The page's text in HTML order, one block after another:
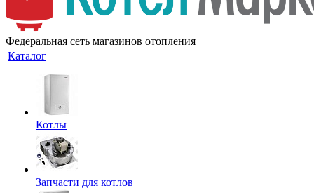
Федеральная сеть магазинов отопления
Каталог
Котлы
Запчасти для котлов